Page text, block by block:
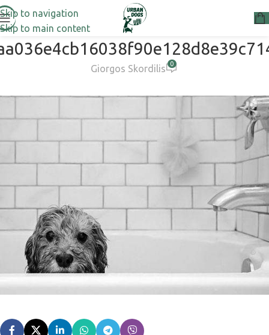
Skip to navigation
Skip to main content
Giorgos Skordilis 0